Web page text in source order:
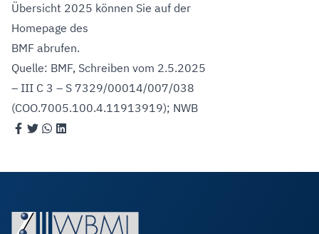
Übersicht 2025 können Sie auf der
Homepage des
BMF abrufen.
Quelle: BMF, Schreiben vom 2.5.2025
– III C 3 – S 7329/00014/007/038
(COO.7005.100.4.11913919); NWB